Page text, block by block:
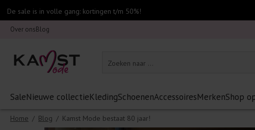
De sale is in volle gang: kortingen t/m 50%!
Over onsBlog
SaleNieuwe collectieKledingSchoenenAccessoiresMerkenShop
Home / Blog / Kamst Mode bestaat 80 jaar!